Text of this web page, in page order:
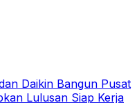
Daikin Bangun Pusat
Lulusan Siap Kerja